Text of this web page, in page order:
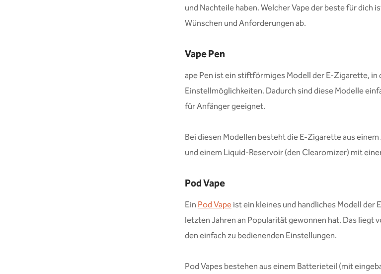
und Nachteile haben. Welcher Vape der beste für dich
Wünschen und Anforderungen ab.
Vape Pen
ape Pen ist ein stiftförmiges Modell der E-Zigarette, in
Einstellmöglichkeiten. Dadurch sind diese Modelle
für Anfänger geeignet.
Bei diesen Modellen besteht die E-Zigarette aus
und einem Liquid-Reservoir (den Clearomizer) mit
Pod Vape
EinPod Vapeist ein kleines und handliches Modell der
letzten Jahren an Popularität gewonnen hat. Das liegt
den einfach zu bedienenden Einstellungen.
Pod Vapes bestehen aus einem Batterieteil (mit